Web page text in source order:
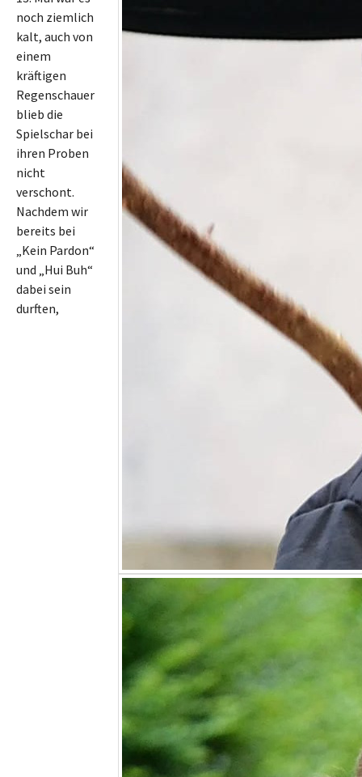
noch ziemlich
kalt, auch von
einem
kräftigen
Regenschauer
blieb die
Spielschar bei
ihren Proben
nicht
verschont.
Nachdem wir
bereits bei
„Kein Pardon“
und „Hui Buh“
dabei sein
durften,